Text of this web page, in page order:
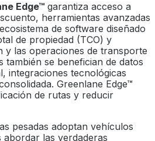
Edge™ garantiza acceso a
herramientas avanzadas
de software diseñado
de propiedad (TCO) y
y las operaciones de transporte
también se benefician de datos
integraciones tecnológicas
Greenlane Edge™
de rutas y reducir
pesadas adoptan vehículos
las verdaderas